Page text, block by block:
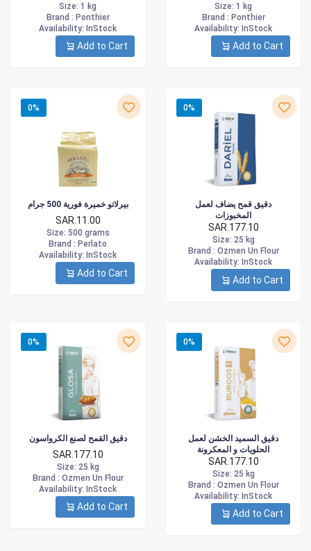
Size: 1 kg
Brand : Ponthier
Availability: InStock
Add to Cart
Size: 1 kg
Brand : Ponthier
Availability: InStock
Add to Cart
0%
بيرلاتو خميرة فورية 500 جرام
SAR.11.00
Size: 500 grams
Brand : Perlato
Availability: InStock
Add to Cart
0%
دقيق قمح يضاف لعمل
المخبوزات
SAR.177.10
Size: 25 kg
Brand : Ozmen Un Flour
Availability: InStock
Add to Cart
0%
دقيق القمح لصنع الكرواسون
SAR.177.10
Size: 25 kg
Brand : Ozmen Un Flour
Availability: InStock
Add to Cart
0%
دقيق السميد الخشن لعمل
الحلويات و المعكرونة
SAR.177.10
Size: 25 kg
Brand : Ozmen Un Flour
Availability: InStock
Add to Cart